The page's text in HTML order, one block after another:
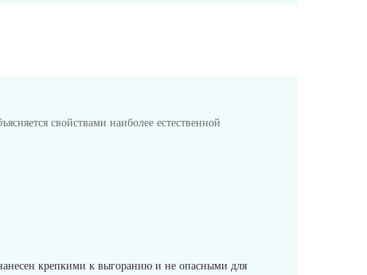
свойствами наиболее естественной
крепкими к выгоранию и не опасными для